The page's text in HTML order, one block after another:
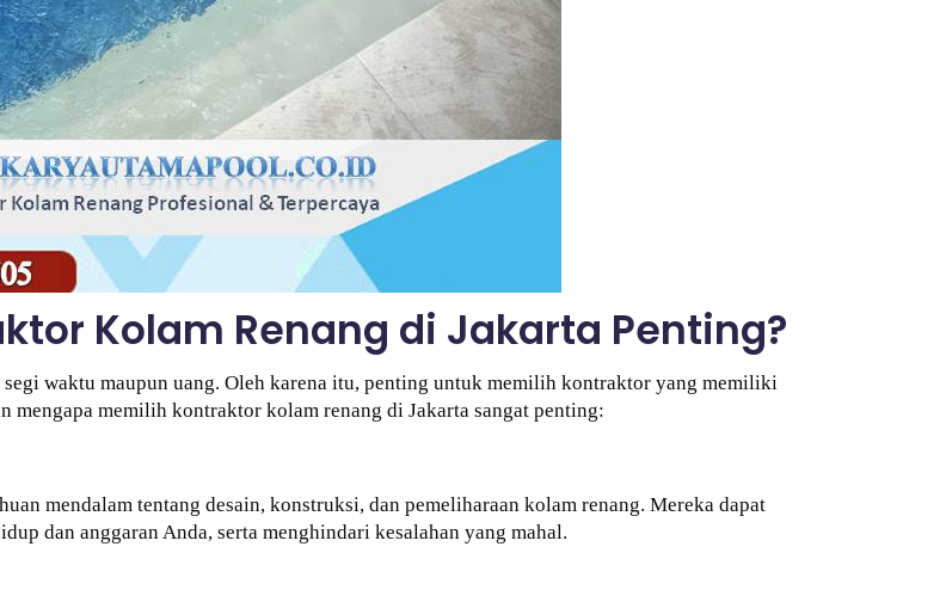
Kolam Renang di Jakarta Penting?
waktu maupun uang. Oleh karena itu, penting untuk memilih kontraktor yang memiliki
mengapa memilih kontraktor kolam renang di Jakarta sangat penting:
mendalam tentang desain, konstruksi, dan pemeliharaan kolam renang. Mereka dapat
dan anggaran Anda, serta menghindari kesalahan yang mahal.